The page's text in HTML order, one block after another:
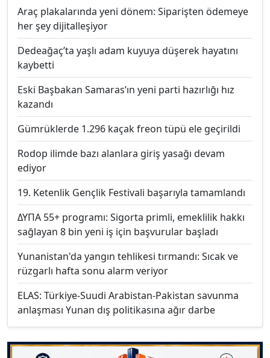
Araç plakalarında yeni dönem: Siparişten ödemeye
her şey dijitalleşiyor
Dedeağaç’ta yaşlı adam kuyuya düşerek hayatını
kaybetti
Eski Başbakan Samaras’ın yeni parti hazırlığı hız
kazandı
Gümrüklerde 1.296 kaçak freon tüpü ele geçirildi
Rodop ilimde bazı alanlara giriş yasağı devam
ediyor
19. Ketenlik Gençlik Festivali başarıyla tamamlandı
ΔΥΠΑ 55+ programı: Sigorta primli, emeklilik hakkı
sağlayan 8 bin yeni iş için başvurular başladı
Yunanistan'da yangın tehlikesi tırmandı: Sıcak ve
rüzgarlı hafta sonu alarm veriyor
ELAS: Türkiye-Suudi Arabistan-Pakistan savunma
anlaşması Yunan dış politikasına ağır darbe